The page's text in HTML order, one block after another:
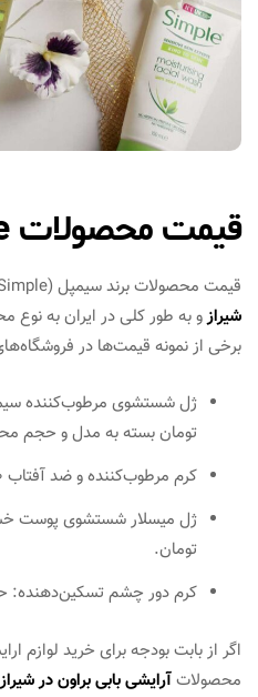
قیمت محصولات Simple در شیراز
قیمت محصولات برند سیمپل (Simple) در
شیرازو به طور کلی در ایران به
برخی از نمونه قیمت‌ها در فروشگاه‌های
تومان بسته به مدل و حجم
کرم مرطوب‌کننده و ضد آفتاب SPF 30: حدود 325,000 تومان​.
تومان​.
کرم دور چشم تسکین‌دهنده: حدود 290,000
اگر از بابت بودجه برای خرید لوازم
محصولاتآرایشی بابی براون در شیراز